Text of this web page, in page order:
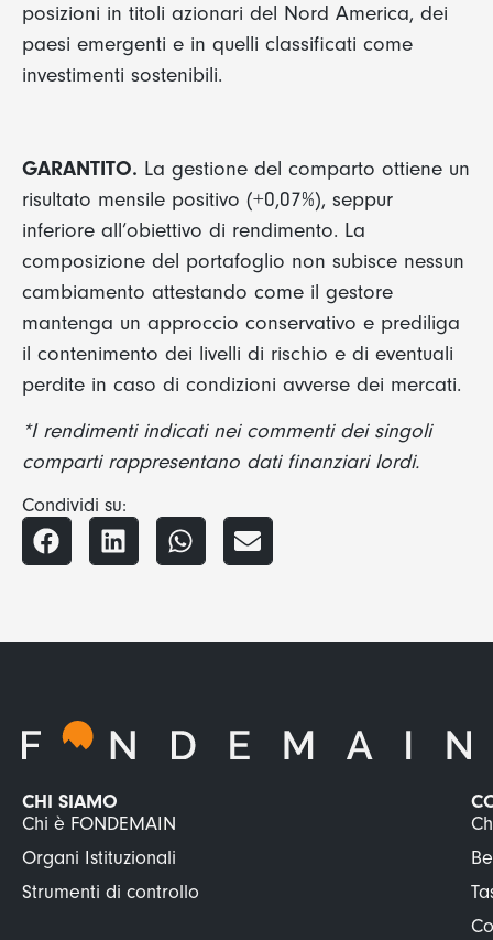
posizioni in titoli azionari del Nord America, dei
paesi emergenti e in quelli classificati come
investimenti sostenibili.
GARANTITO. La gestione del comparto ottiene un
risultato mensile positivo (+0,07%), seppur
inferiore all’obiettivo di rendimento. La
composizione del portafoglio non subisce nessun
cambiamento attestando come il gestore
mantenga un approccio conservativo e prediliga
il contenimento dei livelli di rischio e di eventuali
perdite in caso di condizioni avverse dei mercati.
*I rendimenti indicati nei commenti dei singoli
comparti rappresentano dati finanziari lordi.
Condividi su:
CHI SIAMO
Chi è FONDEMAIN
Organi Istituzionali
Strumenti di controllo